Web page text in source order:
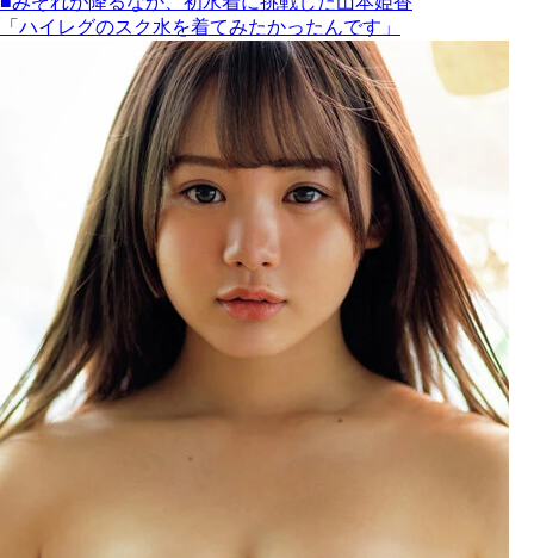
「ハイレグのスク水を着てみたかったんです」